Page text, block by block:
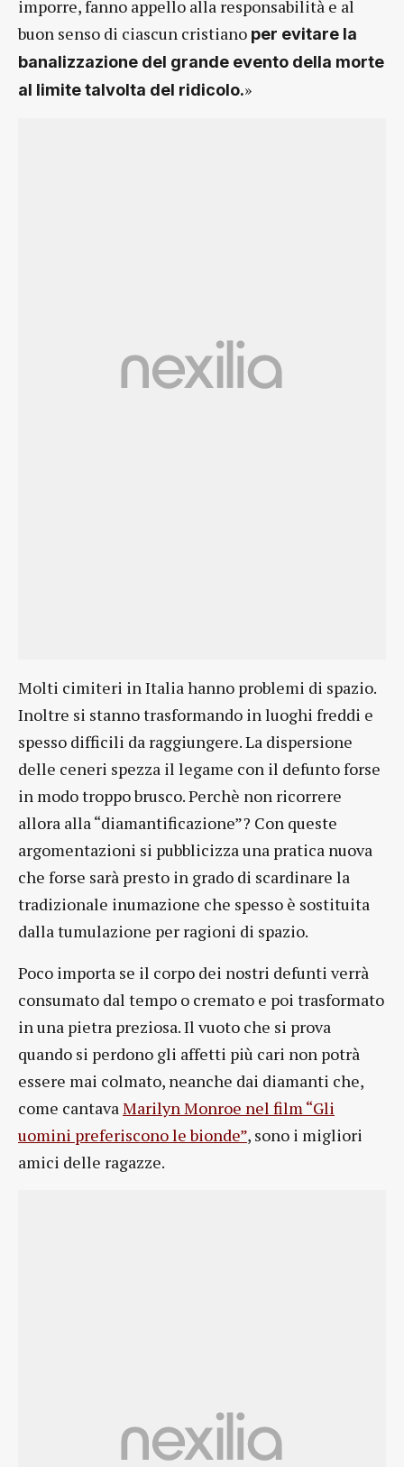
imporre, fanno appello alla responsabilità e al
buon senso di ciascun cristiano per evitare la
banalizzazione del grande evento della morte
al limite talvolta del ridicolo.»
Molti cimiteri in Italia hanno problemi di spazio.
Inoltre si stanno trasformando in luoghi freddi e
spesso difficili da raggiungere. La dispersione
delle ceneri spezza il legame con il defunto forse
in modo troppo brusco. Perchè non ricorrere
allora alla “diamantificazione”? Con queste
argomentazioni si pubblicizza una pratica nuova
che forse sarà presto in grado di scardinare la
tradizionale inumazione che spesso è sostituita
dalla tumulazione per ragioni di spazio.
Poco importa se il corpo dei nostri defunti verrà
consumato dal tempo o cremato e poi trasformato
in una pietra preziosa. Il vuoto che si prova
quando si perdono gli affetti più cari non potrà
essere mai colmato, neanche dai diamanti che,
come cantavaMarilyn Monroe nel film “Gli
uomini preferiscono le bionde”, sono i migliori
amici delle ragazze.